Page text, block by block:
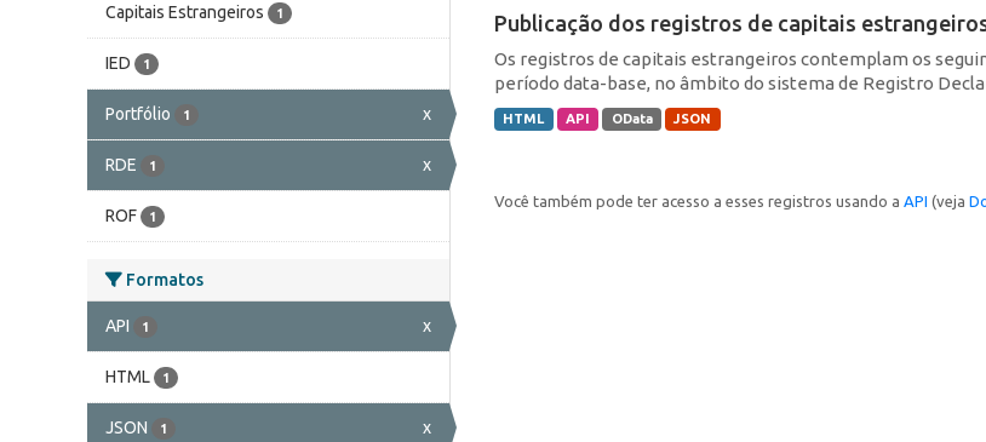
Capitais Estrangeiros 1
IED 1
Portfólio 1 x
RDE 1 x
ROF 1
Formatos
API 1 x
HTML 1
JSON 1 x
Publicação dos registros de capitais
Os registros de capitais estrangeiros contemplam os
período data-base, no âmbito do sistema de Registro
HTML API OData JSON
Você também pode ter acesso a esses registros usando a API (veja